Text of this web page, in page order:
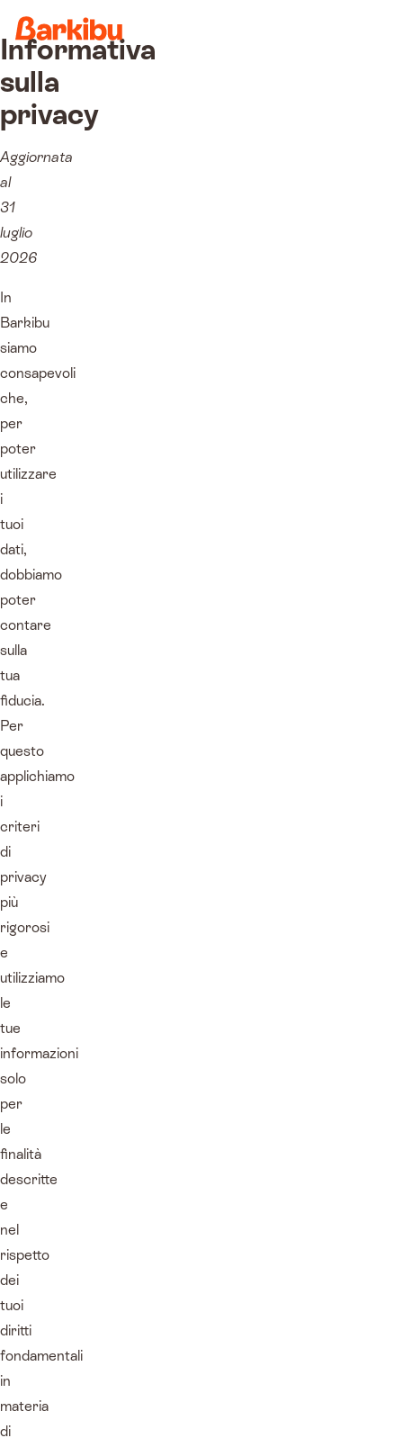
Informativa
sulla
privacy
Aggiornata
al
31
luglio
2026
In
Barkibu
siamo
consapevoli
che,
per
poter
utilizzare
i
tuoi
dati,
dobbiamo
poter
contare
sulla
tua
fiducia.
Per
questo
applichiamo
i
criteri
di
privacy
più
rigorosi
e
utilizziamo
le
tue
informazioni
solo
per
le
finalità
descritte
e
nel
rispetto
dei
tuoi
diritti
fondamentali
in
materia
di